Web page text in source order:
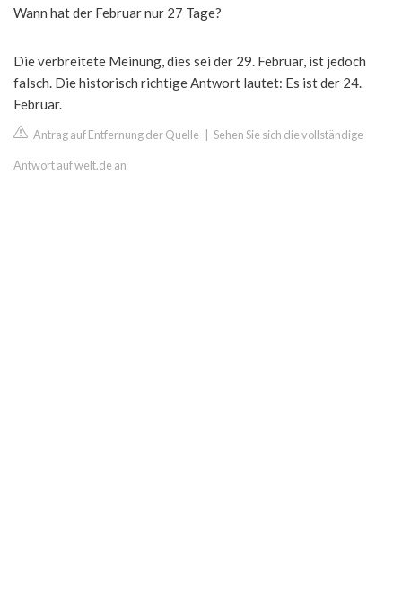
Wann hat der Februar nur 27 Tage?
Die verbreitete Meinung, dies sei der 29. Februar, ist jedoch
falsch. Die historisch richtige Antwort lautet: Es ist der 24.
Februar.
Antrag auf Entfernung der Quelle Sehen Sie sich die vollständige
Antwort auf welt.de an